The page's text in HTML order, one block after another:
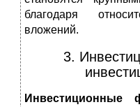
благодаря
вложений.
3.